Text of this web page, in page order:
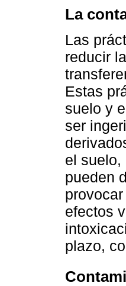
La
Las
reducir
Estas
suelo y
ser
el suelo,
pueden
efectos
plazo,